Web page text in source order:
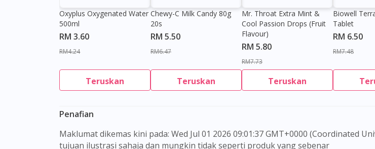
Visit DoctorOnCall Singapore
You are currently on
Oxyplus Oxygenated Water
500ml
RM 3.60
RM4.24
Teruskan
Chewy-C Milk Candy 80g
20s
RM 5.50
RM6.47
Teruskan
Mr. Throat Extra Mint &
Cool Passion Drops (Fruit
Flavour)
RM 5.80
RM7.73
Teruskan
Biowell
Tablet
RM 6.50
RM7.48
Penafian
Maklumat dikemas kini pada: Wed Jul 01 2026 09:01:37 GMT+0000 (Coordinated Universal Time) Gambar barangan yang ditunjukkan hanya untuk
tujuan ilustrasi sahaja dan mungkin tidak seperti produk yang sebenar